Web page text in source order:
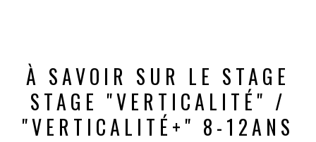
À SAVOIR SUR LE STAGE
STAGE "VERTICALITÉ" /
"VERTICALITÉ+" 8-12ANS